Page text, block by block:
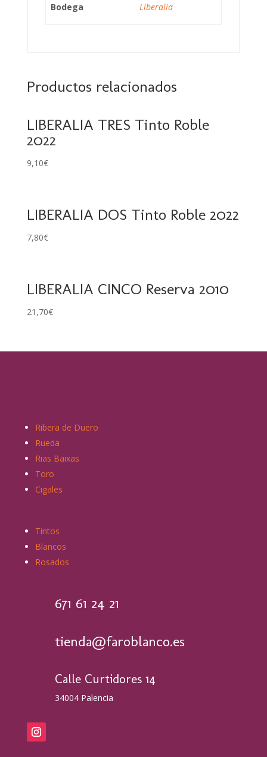
Bodega Liberalia
Productos relacionados
LIBERALIA TRES Tinto Roble
2022
9,10€
LIBERALIA DOS Tinto Roble 2022
7,80€
LIBERALIA CINCO Reserva 2010
21,70€
Ribera de Duero
Rueda
Rias Baixas
Toro
Cigales
Tintos
Blancos
Rosados
671 61 24 21
tienda@faroblanco.es
Calle Curtidores 14
34004 Palencia